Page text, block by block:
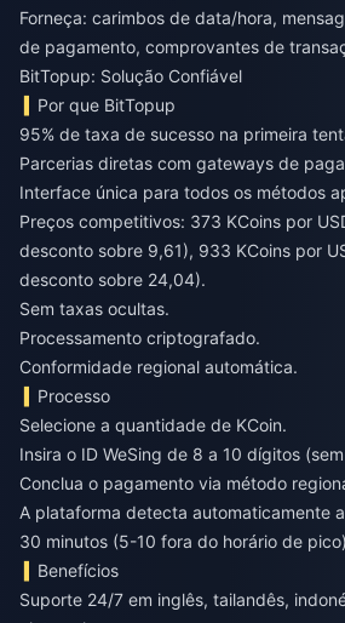
Forneça: carimbos de data/hora,
de pagamento, comprovantes de
BitTopup: Solução Confiável
Por que BitTopup
95% de taxa de sucesso na primeira
Parcerias diretas com gateways de
Interface única para todos os métodos
Preços competitivos: 373 KCoins por
desconto sobre 9,61), 933 KCoins por
desconto sobre 24,04).
Sem taxas ocultas.
Processamento criptografado.
Conformidade regional automática.
Processo
Selecione a quantidade de KCoin.
Insira o ID WeSing de 8 a 10 dígitos
Conclua o pagamento via método
A plataforma detecta automaticamente
30 minutos (5-10 fora do horário de
Benefícios
Suporte 24/7 em inglês, tailandês,